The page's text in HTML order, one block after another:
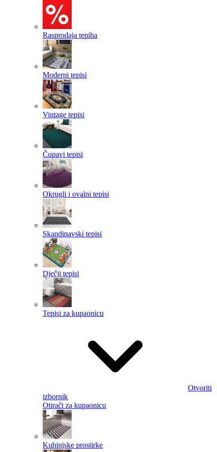
Rasprodaja tepiha
Moderni tepisi
Vintage tepisi
Čupavi tepisi
Okrugli i ovalni tepisi
Skandinavski tepisi
Dječji tepisi
Tepisi za kupaonicu
Otvoriti
izbornik
Otirači za kupaonicu
Kuhinjske prostirke